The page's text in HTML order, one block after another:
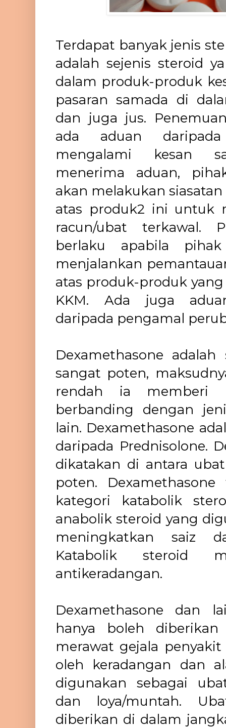
Terdapat banyak jenis
adalah sejenis steroid
dalam produk-produk
pasaran samada di
dan juga jus.
ada aduan
mengalami kesan
menerima aduan,
akan melakukan
atas produk2 ini untuk
racun/ubat terkawal.
berlaku apabila
menjalankan
atas produk-produk
KKM. Ada juga
daripada pengamal
Dexamethasone
sangat poten,
rendah ia memberi
berbanding dengan
lain. Dexamethasone
daripada Prednisolone.
dikatakan di antara
poten.
kategori katabolik
anabolik steroid yang
meningkatkan saiz
Katabolik steroid
antikeradangan.
Dexamethasone dan
hanya boleh
merawat gejala
oleh keradangan dan
digunakan sebagai
dan loya/muntah.
diberikan di dalam